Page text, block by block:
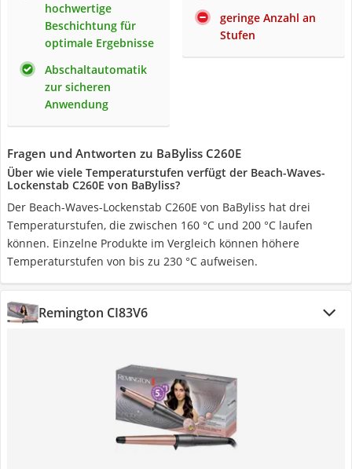
hochwertige
Beschichtung für
optimale Ergebnisse
Abschaltautomatik
zur sicheren
Anwendung
geringe Anzahl an
Stufen
Fragen und Antworten zu BaByliss C260E
Über wie viele Temperaturstufen verfügt der Beach-Waves-
Lockenstab C260E von BaByliss?
Der Beach-Waves-Lockenstab C260E von BaByliss hat drei
Temperaturstufen, die zwischen 160 °C und 200 °C laufen
können. Einzelne Produkte im Vergleich können höhere
Temperaturstufen von bis zu 230 °C aufweisen.
Remington CI83V6